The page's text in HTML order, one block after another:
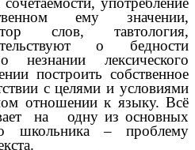
ему значении,
слов, тавтология,
о бедности
незнании лексического
построить собственное
с целями и условиями
отношении к языку. Всё
на одну из основных
школьника – проблему